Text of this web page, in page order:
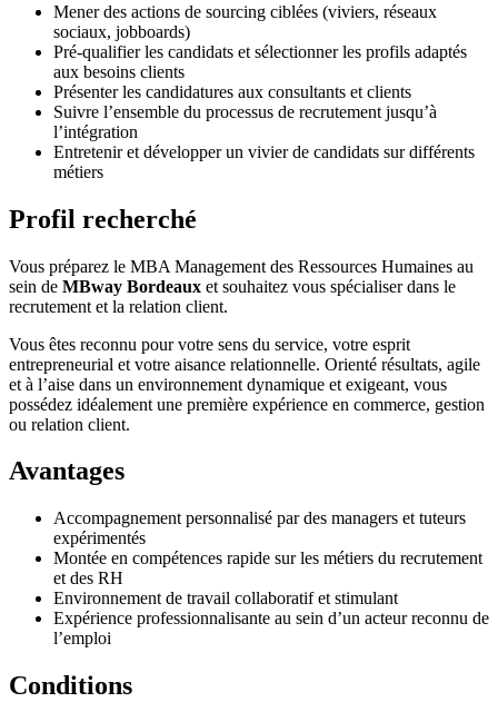
Mener des actions de sourcing ciblées (viviers, réseaux
sociaux, jobboards)
Pré-qualifier les candidats et sélectionner les profils adaptés
aux besoins clients
Présenter les candidatures aux consultants et clients
Suivre l’ensemble du processus de recrutement jusqu’à
l’intégration
Entretenir et développer un vivier de candidats sur différents
métiers
Profil recherché
Vous préparez le MBA Management des Ressources Humaines au
sein de MBway Bordeaux et souhaitez vous spécialiser dans le
recrutement et la relation client.
Vous êtes reconnu pour votre sens du service, votre esprit
entrepreneurial et votre aisance relationnelle. Orienté résultats, agile
et à l’aise dans un environnement dynamique et exigeant, vous
possédez idéalement une première expérience en commerce, gestion
ou relation client.
Avantages
Accompagnement personnalisé par des managers et tuteurs
expérimentés
Montée en compétences rapide sur les métiers du recrutement
et des RH
Environnement de travail collaboratif et stimulant
Expérience professionnalisante au sein d’un acteur reconnu de
l’emploi
Conditions